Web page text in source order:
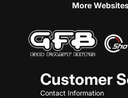
More
Customer
Contact Information